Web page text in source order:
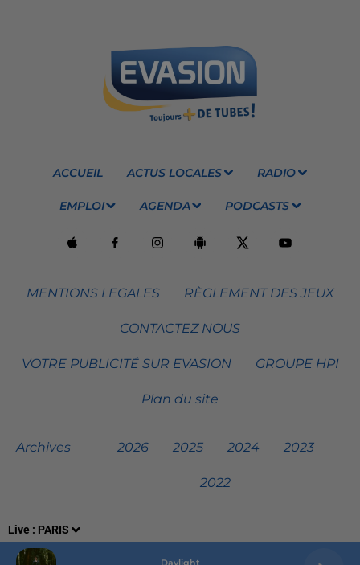
Live : PARIS
Daylight
ACCUEIL ACTUS LOCALES RADIO
EMPLOI AGENDA PODCASTS
MENTIONS LEGALES RÈGLEMENT DES JEUX
CONTACTEZ NOUS
VOTRE PUBLICITÉ SUR EVASION GROUPE HPI
Plan du site
Archives 2026 2025 2024 2023
2022